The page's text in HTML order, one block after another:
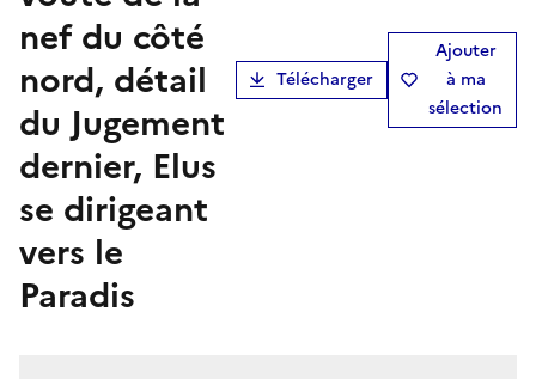
nef du côté
nord, détail
du Jugement
dernier, Elus
se dirigeant
vers le
Paradis
Télécharger
Ajouter
à ma
sélection